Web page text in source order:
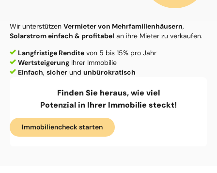
Wir unterstützen Vermieter von Mehrfamilienhäusern,
Solarstrom einfach & profitabel an ihre Mieter zu verkaufen.
Langfristige Rendite von 5 bis 15% pro Jahr
Wertsteigerung Ihrer Immobilie
Einfach, sicher und unbürokratisch
Finden Sie heraus, wie viel
Potenzial in Ihrer Immobilie steckt!
Immobiliencheck starten